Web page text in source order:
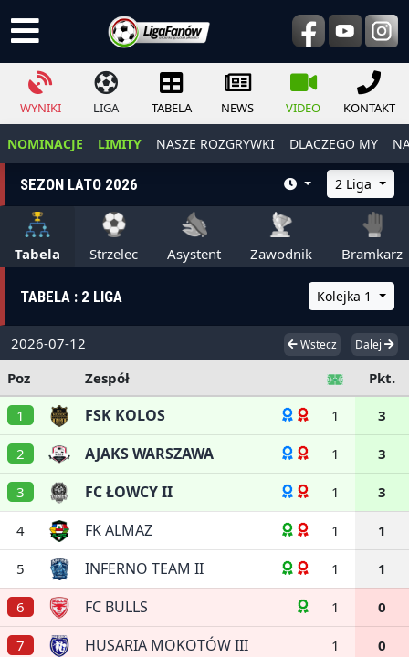
WYNIKI LIGA TABELA NEWS VIDEO KONTAKT
NOMINACJE LIMITY NASZE ROZGRYWKI DLACZEGO MY
SEZON LATO 2026 2 Liga
Tabela Strzelec Asystent Zawodnik Bramkarz
TABELA : 2 LIGA Kolejka 1
2026-07-12 Wstecz Dalej
Poz Zespół Pkt.
1 FSK KOLOS 1 3
2 AJAKS WARSZAWA 1 3
3 FC ŁOWCY II 1 3
4 FK ALMAZ 1 1
5 INFERNO TEAM II 1 1
6 FC BULLS 1 0
7 HUSARIA MOKOTÓW III 1 0